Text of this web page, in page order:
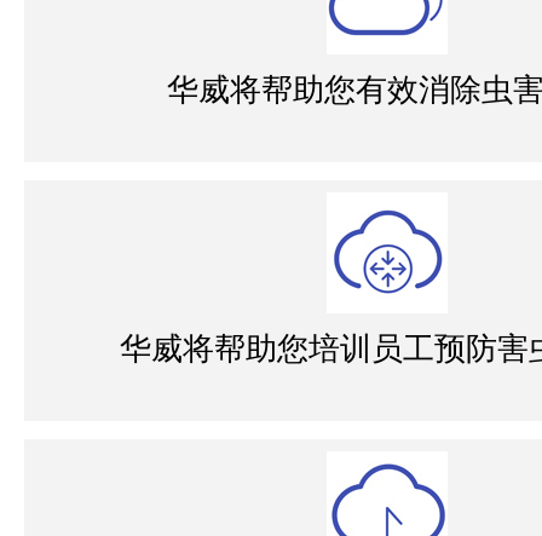
华威将帮助您有效消除虫
华威将帮助您培训员工预防害